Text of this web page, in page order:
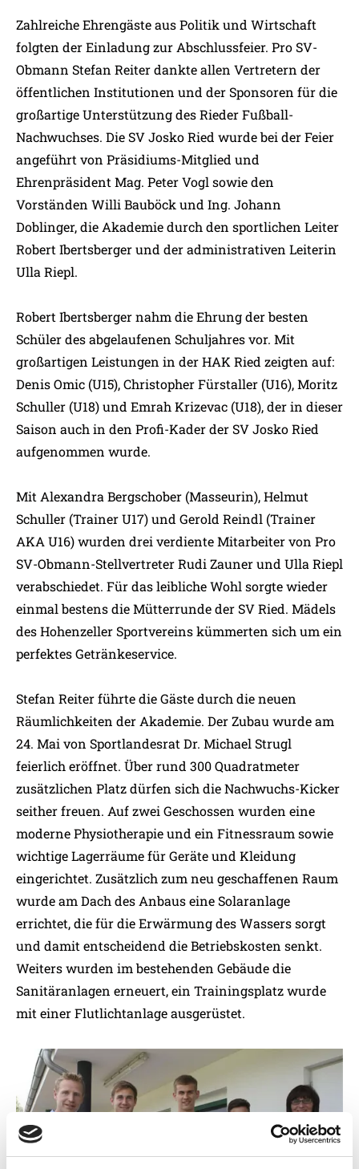
Zahlreiche Ehrengäste aus Politik und Wirtschaft
folgten der Einladung zur Abschlussfeier. Pro SV-
Obmann Stefan Reiter dankte allen Vertretern der
öffentlichen Institutionen und der Sponsoren für die
großartige Unterstützung des Rieder Fußball-
Nachwuchses. Die SV Josko Ried wurde bei der Feier
angeführt von Präsidiums-Mitglied und
Ehrenpräsident Mag. Peter Vogl sowie den
Vorständen Willi Bauböck und Ing. Johann
Doblinger, die Akademie durch den sportlichen Leiter
Robert Ibertsberger und der administrativen Leiterin
Ulla Riepl.
Robert Ibertsberger nahm die Ehrung der besten
Schüler des abgelaufenen Schuljahres vor. Mit
großartigen Leistungen in der HAK Ried zeigten auf:
Denis Omic (U15), Christopher Fürstaller (U16), Moritz
Schuller (U18) und Emrah Krizevac (U18), der in dieser
Saison auch in den Profi-Kader der SV Josko Ried
aufgenommen wurde.
Mit Alexandra Bergschober (Masseurin), Helmut
Schuller (Trainer U17) und Gerold Reindl (Trainer
AKA U16) wurden drei verdiente Mitarbeiter von Pro
SV-Obmann-Stellvertreter Rudi Zauner und Ulla Riepl
verabschiedet. Für das leibliche Wohl sorgte wieder
einmal bestens die Mütterrunde der SV Ried. Mädels
des Hohenzeller Sportvereins kümmerten sich um ein
perfektes Getränkeservice.
Stefan Reiter führte die Gäste durch die neuen
Räumlichkeiten der Akademie. Der Zubau wurde am
24. Mai von Sportlandesrat Dr. Michael Strugl
feierlich eröffnet. Über rund 300 Quadratmeter
zusätzlichen Platz dürfen sich die Nachwuchs-Kicker
seither freuen. Auf zwei Geschossen wurden eine
moderne Physiotherapie und ein Fitnessraum sowie
wichtige Lagerräume für Geräte und Kleidung
eingerichtet. Zusätzlich zum neu geschaffenen Raum
wurde am Dach des Anbaus eine Solaranlage
errichtet, die für die Erwärmung des Wassers sorgt
und damit entscheidend die Betriebskosten senkt.
Weiters wurden im bestehenden Gebäude die
Sanitäranlagen erneuert, ein Trainingsplatz wurde
mit einer Flutlichtanlage ausgerüstet.